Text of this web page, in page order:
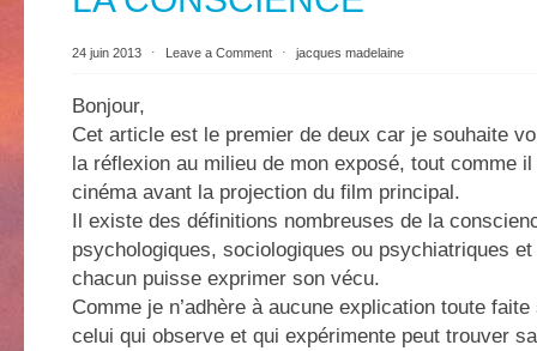
24 juin 2013 ⋅ Leave a Comment ⋅ jacques madelaine
Bonjour,
Cet article est le premier de deux car je souhaite
la réflexion au milieu de mon exposé, tout comme
cinéma avant la projection du film principal.
Il existe des définitions nombreuses de la
psychologiques, sociologiques ou psychiatriques
chacun puisse exprimer son vécu.
Comme je n’adhère à aucune explication toute
celui qui observe et qui expérimente peut trouver